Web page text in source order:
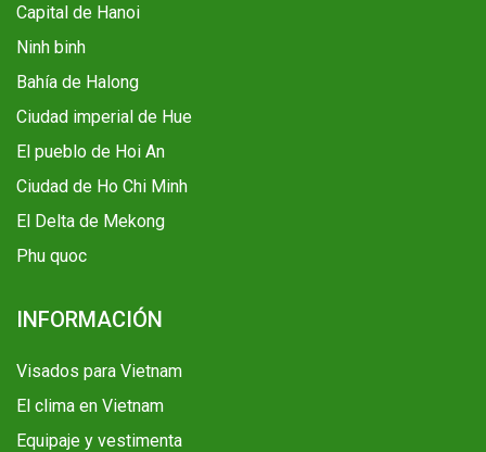
Capital de Hanoi
Ninh binh
Bahía de Halong
Ciudad imperial de Hue
El pueblo de Hoi An
Ciudad de Ho Chi Minh
El Delta de Mekong
Phu quoc
INFORMACIÓN
Visados para Vietnam
El clima en Vietnam
Equipaje y vestimenta